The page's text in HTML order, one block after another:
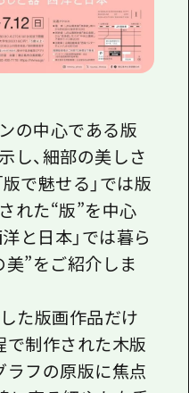
の中心である版
し、細部の美しさ
で魅せる」では版
れた“版”を中心
と日本」では暮ら
”をご紹介しま
た版画作品だけ
で制作された木版
ラフの原版に焦点